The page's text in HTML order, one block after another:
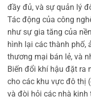
đầy đủ, và sự quản lý
Tác động của công
như sự gia tăng của
hình lại các thành phố,
thương mại bán lẻ, và
Biến đổi khí hậu đặt ra
cho các khu vực đô thị
và đòi hỏi các nhà